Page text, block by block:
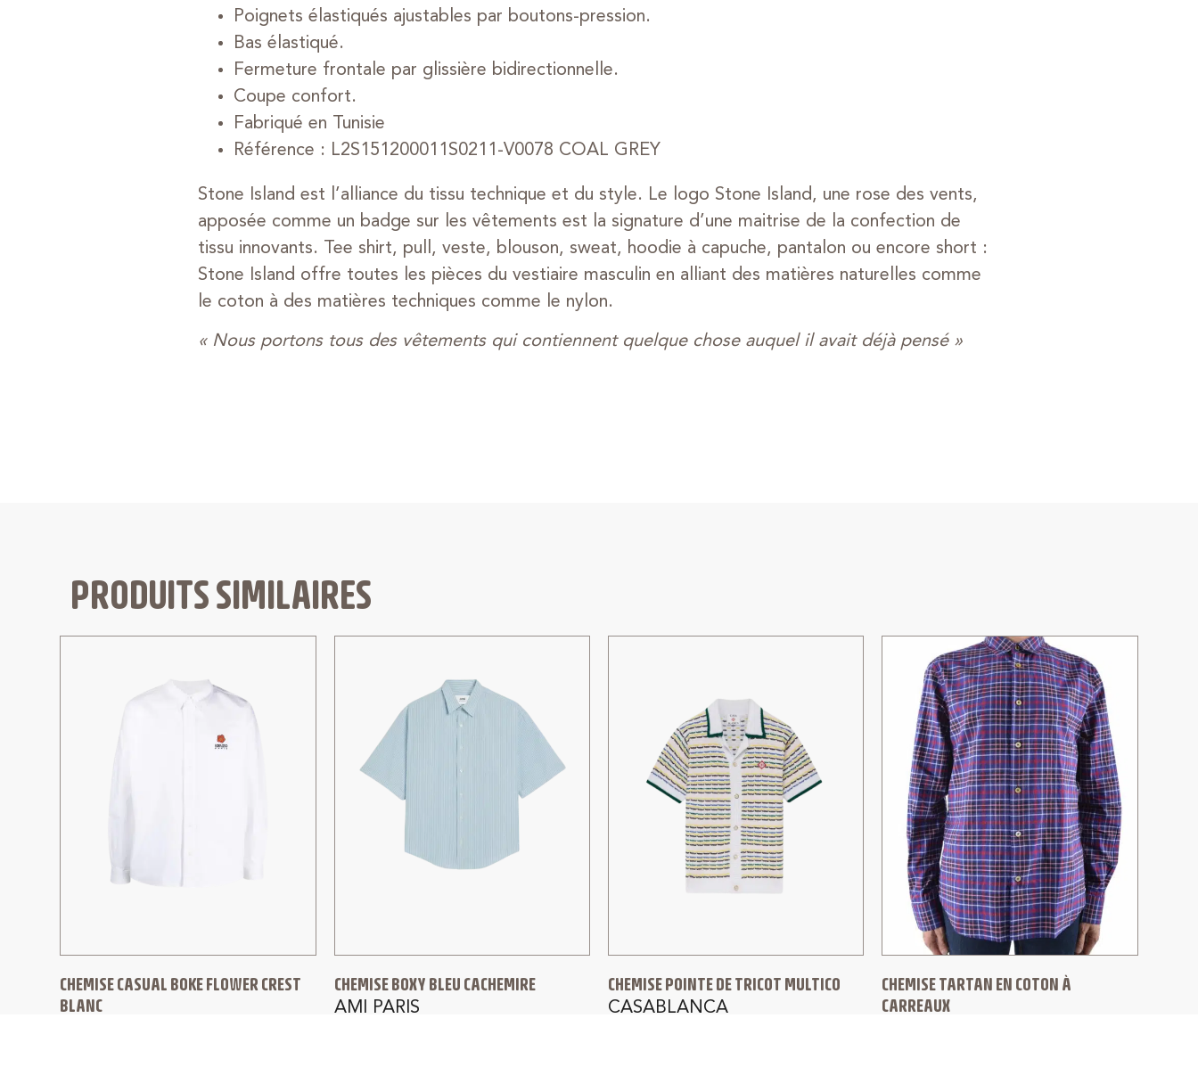
Poignets élastiqués ajustables par boutons-pression.
Bas élastiqué.
Fermeture frontale par glissière bidirectionnelle.
Coupe confort.
Fabriqué en Tunisie
Référence : L2S151200011S0211-V0078 COAL GREY
Stone Island est l’alliance du tissu technique et du style. Le logo Stone Island, une rose des vents,
apposée comme un badge sur les vêtements est la signature d’une maitrise de la confection de
tissu innovants. Tee shirt, pull, veste, blouson, sweat, hoodie à capuche, pantalon ou encore short :
Stone Island offre toutes les pièces du vestiaire masculin en alliant des matières naturelles comme
le coton à des matières techniques comme le nylon.
« Nous portons tous des vêtements qui contiennent quelque chose auquel il avait déjà pensé »
PRODUITS SIMILAIRES
CHEMISE CASUAL BOKE FLOWER CREST
BLANC
CHEMISE BOXY BLEU CACHEMIRE
AMI PARIS
CHEMISE POINTE DE TRICOT MULTICO
CASABLANCA
CHEMISE TARTAN EN COTON À
CARREAUX